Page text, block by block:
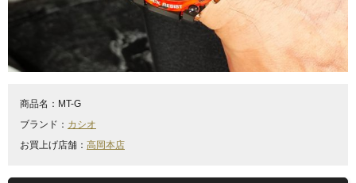
商品名： MT-G
ブランド： カシオ
お買上げ店舗： 高岡本店